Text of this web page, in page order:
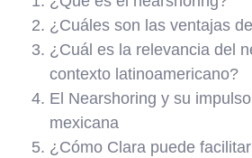
¿Cuáles son las ventajas
¿Cuál es la relevancia del
contexto latinoamericano?
El Nearshoring y su
mexicana
¿Cómo Clara puede